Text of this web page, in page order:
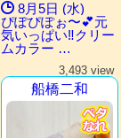
8月5日 (水)
ぴぽぴぽぉ〜💕元
気いっぱい‼︎クリー
ムカラー …
3,493 view
船橋二和